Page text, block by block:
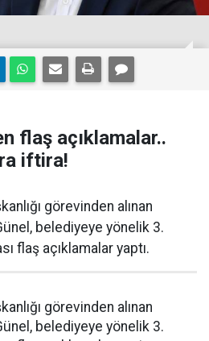
flaş açıklamalar..
iftira!
görevinden alınan
belediyeye yönelik 3.
flaş açıklamalar yaptı.
görevinden alınan
belediyeye yönelik 3.